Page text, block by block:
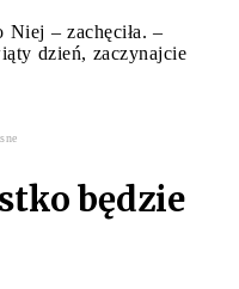
– zachęciła. –
dzień, zaczynajcie
będzie